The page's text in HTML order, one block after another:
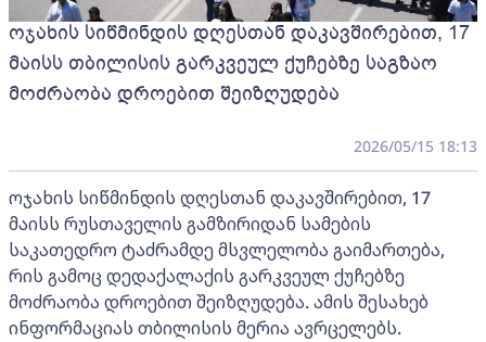
ოჯახის სიწმინდის დღესთან დაკავშირებით, 17
მაისს თბილისის გარკვეულ ქუჩებზე საგზაო
მოძრაობა დროებით შეიზღუდება
2026/05/15 18:13
ოჯახის სიწმინდის დღესთან დაკავშირებით, 17
მაისს რუსთაველის გამზირიდან სამების
საკათედრო ტაძრამდე მსვლელობა გაიმართება,
რის გამოც დედაქალაქის გარკვეულ ქუჩებზე
მოძრაობა დროებით შეიზღუდება. ამის შესახებ
ინფორმაციას თბილისის მერია ავრცელებს.